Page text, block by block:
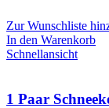
Zur Wunschliste
In den Warenkorb
Schnellansicht
1 Paar